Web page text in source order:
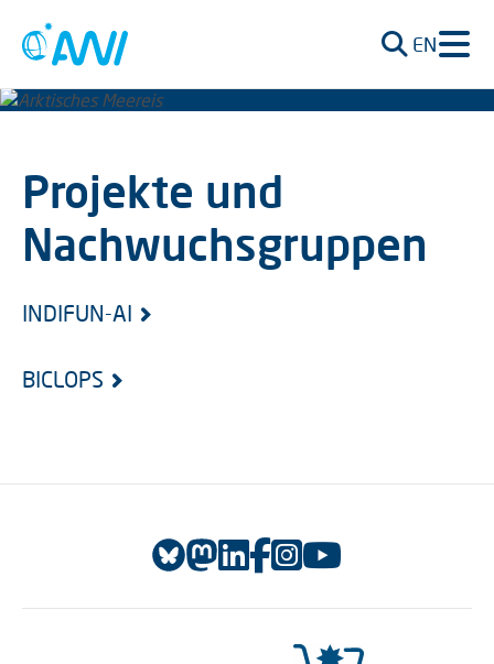
EN
Projekte und
Nachwuchsgruppen
INDIFUN-AI
BICLOPS